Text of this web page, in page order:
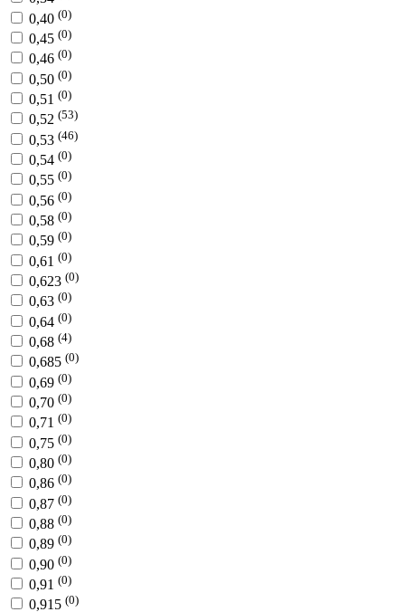
0,40 (0)
0,45 (0)
0,46 (0)
0,50 (0)
0,51 (0)
0,52 (53)
0,53 (46)
0,54 (0)
0,55 (0)
0,56 (0)
0,58 (0)
0,59 (0)
0,61 (0)
0,623 (0)
0,63 (0)
0,64 (0)
0,68 (4)
0,685 (0)
0,69 (0)
0,70 (0)
0,71 (0)
0,75 (0)
0,80 (0)
0,86 (0)
0,87 (0)
0,88 (0)
0,89 (0)
0,90 (0)
0,91 (0)
0,915 (0)